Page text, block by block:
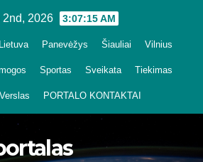
2nd, 2026 3:07:16 AM
Lietuva Panevėžys Šiauliai Vilnius
Sportas Sveikata Tiekimas
Verslas PORTALO KONTAKTAI